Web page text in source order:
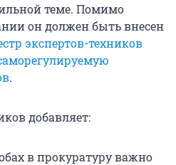
теме. Помимо
он должен быть внесен
экспертов-техников
.
добавляет:
в прокуратуру важно